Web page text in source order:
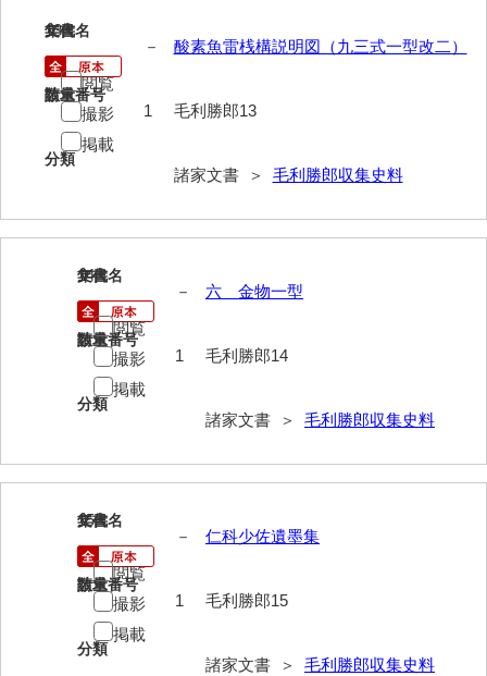
桂家文書（防府市）
桂家文書（宇部市1）
桂家文書（大阪市）
門井家文書
金津家文書
金谷家文書
兼田家文書
上村家文書
上矢田井手文書
嘉村家文書
13
文書名
酸素魚雷桟構説明図（九三式一型改二）
請求番号
毛利勝郎13
分類
諸家文書 ＞ 毛利勝郎収集史料
年代
－
数量
1
閲覧
撮影
掲載
14
文書名
六 金物一型
請求番号
毛利勝郎14
分類
諸家文書 ＞ 毛利勝郎収集史料
年代
－
数量
1
閲覧
撮影
掲載
15
文書名
仁科少佐遺墨集
請求番号
毛利勝郎15
分類
諸家文書 ＞ 毛利勝郎収集史料
年代
－
数量
1
閲覧
撮影
掲載